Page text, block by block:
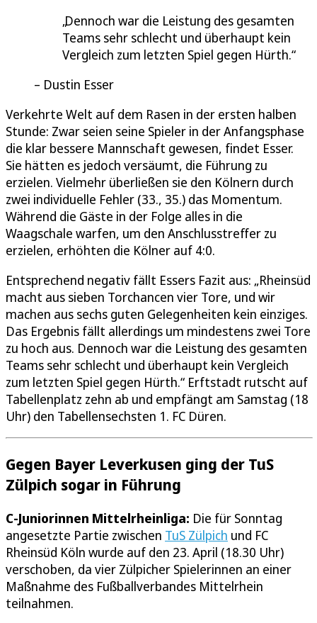
Dennoch war die Leistung des gesamten
Teams sehr schlecht und überhaupt kein
Vergleich zum letzten Spiel gegen Hürth.
Dustin Esser
Verkehrte Welt auf dem Rasen in der ersten halben
Stunde: Zwar seien seine Spieler in der Anfangsphase
die klar bessere Mannschaft gewesen, findet Esser.
Sie hätten es jedoch versäumt, die Führung zu
erzielen. Vielmehr überließen sie den Kölnern durch
zwei individuelle Fehler (33., 35.) das Momentum.
Während die Gäste in der Folge alles in die
Waagschale warfen, um den Anschlusstreffer zu
erzielen, erhöhten die Kölner auf 4:0.
Entsprechend negativ fällt Essers Fazit aus: „Rheinsüd
macht aus sieben Torchancen vier Tore, und wir
machen aus sechs guten Gelegenheiten kein einziges.
Das Ergebnis fällt allerdings um mindestens zwei Tore
zu hoch aus. Dennoch war die Leistung des gesamten
Teams sehr schlecht und überhaupt kein Vergleich
zum letzten Spiel gegen Hürth.“ Erftstadt rutscht auf
Tabellenplatz zehn ab und empfängt am Samstag (18
Uhr) den Tabellensechsten 1. FC Düren.
Gegen Bayer Leverkusen ging der TuS
Zülpich sogar in Führung
C-Juniorinnen Mittelrheinliga: Die für Sonntag
angesetzte Partie zwischen TuS Zülpich und FC
Rheinsüd Köln wurde auf den 23. April (18.30 Uhr)
verschoben, da vier Zülpicher Spielerinnen an einer
Maßnahme des Fußballverbandes Mittelrhein
teilnahmen.